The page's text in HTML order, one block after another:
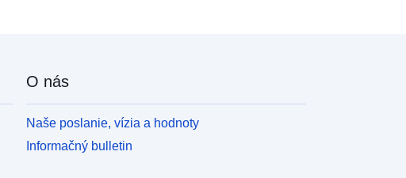
O nás
Naše poslanie, vízia a hodnoty
Informačný bulletin